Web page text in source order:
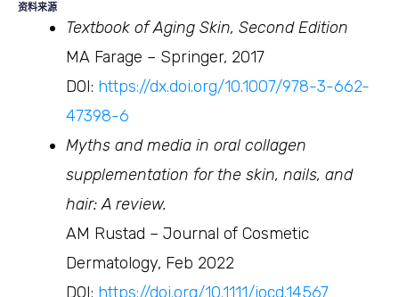
资料来源
Textbook of Aging Skin, Second Edition
MA Farage – Springer, 2017
DOI: https://dx.doi.org/10.1007/978-3-662-
47398-6
Myths and media in oral collagen
supplementation for the skin, nails, and
hair: A review.
AM Rustad – Journal of Cosmetic
Dermatology, Feb 2022
DOI: https://doi.org/10.1111/jocd.14567